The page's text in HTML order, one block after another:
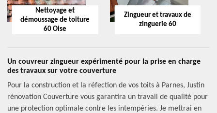
Nettoyage et
démoussage de toiture
60 Oise
Zingueur et travaux de
zinguerie 60
Un couvreur zingueur expérimenté pour la prise en charge
des travaux sur votre couverture
Pour la construction et la réfection de vos toits à Parnes, Justin
rénovation Couverture vous garantira un travail de qualité pour
une protection optimale contre les intempéries. Je mettrai en